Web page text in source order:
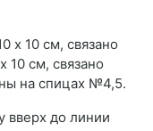
х 10 см, связано
10 см, связано
на спицах №4,5.
вверх до линии